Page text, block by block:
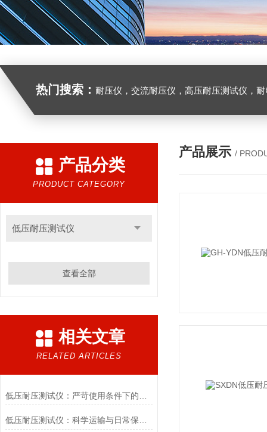
热门搜索： 耐压仪，交流耐压仪，高压耐压测试仪，
产品分类
PRODUCT CATEGORY
低压耐压测试仪
查看全部
相关文章
RELATED ARTICLES
产品展示 /